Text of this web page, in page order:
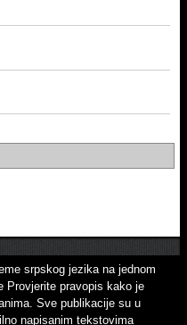
srpskog jezika na jednom
Provjerite pravopis kako je
Sve publikacije su u
napisanim tekstovima